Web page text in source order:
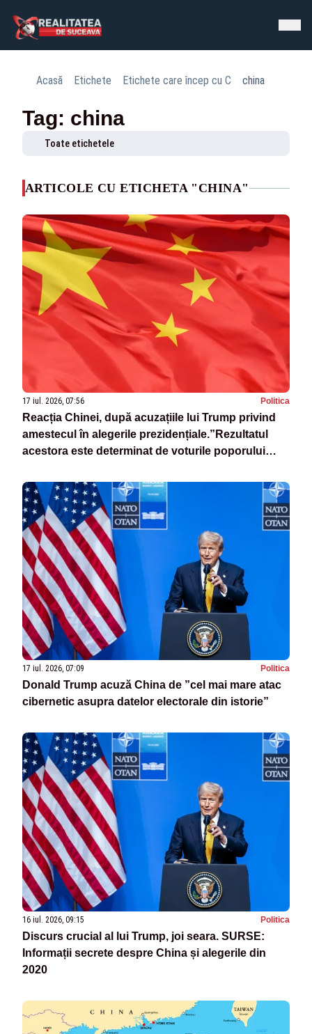
Acasă Etichete Etichete care încep cu C china
Tag: china
Toate etichetele
ARTICOLE CU ETICHETA "CHINA"
17 iul. 2026, 07:56 Politica
Reacția Chinei, după acuzațiile lui Trump privind
amestecul în alegerile prezidențiale.”Rezultatul
acestora este determinat de voturile poporului
17 iul. 2026, 07:09 Politica
Donald Trump acuză China de ”cel mai mare atac
cibernetic asupra datelor electorale din istorie”
16 iul. 2026, 09:15 Politica
Discurs crucial al lui Trump, joi seara. SURSE:
Informații secrete despre China și alegerile din
2020